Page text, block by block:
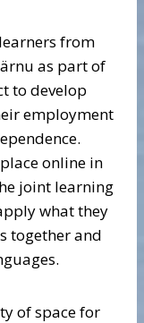
from
as part of
to develop
employment
online in
joint learning
what they
together and
of space for